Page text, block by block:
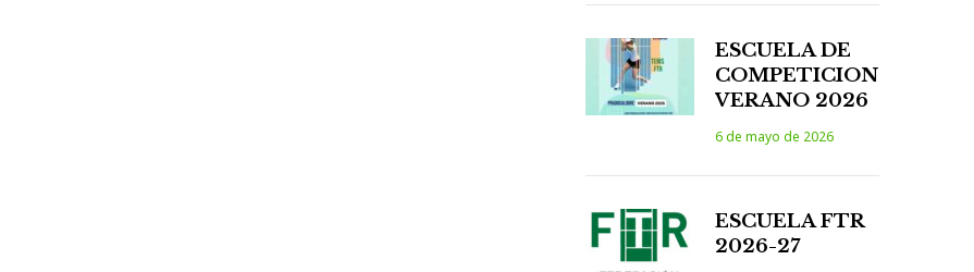
ESCUELA DE
COMPETICION
VERANO 2026
6 de mayo de 2026
ESCUELA FTR
2026-27